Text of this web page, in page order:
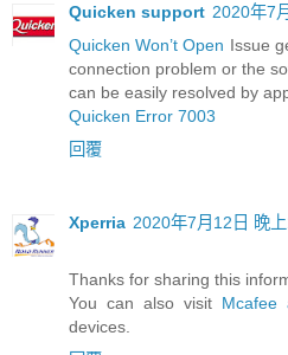
Quicken support 2020年7
Quicken Won’t Open Issue
connection problem or the
can be easily resolved by
Quicken Error 7003
回覆
Xperria 2020年7月12日 晚
Thanks for sharing this
You can also visit Mcafee
devices.